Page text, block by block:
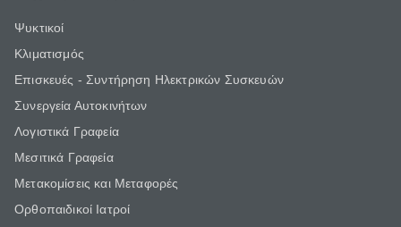
Ψυκτικοί
Κλιματισμός
Επισκευές - Συντήρηση Ηλεκτρικών Συσκευών
Συνεργεία Αυτοκινήτων
Λογιστικά Γραφεία
Μεσιτικά Γραφεία
Μετακομίσεις και Μεταφορές
Ορθοπαιδικοί Ιατροί